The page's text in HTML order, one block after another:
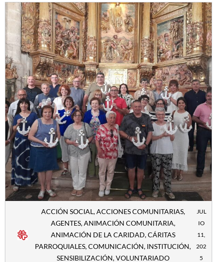
ACCIÓN SOCIAL,ACCIONES COMUNITARIAS,
AGENTES,ANIMACIÓN COMUNITARIA,
ANIMACIÓN DE LA CARIDAD,CÁRITAS
PARROQUIALES,COMUNICACIÓN, INSTITUCIÓN,
SENSIBILIZACIÓN,VOLUNTARIADO
JUL
IO
11,
202
5